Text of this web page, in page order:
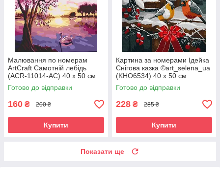
Малювання по номерам
ArtCraft Самотній лебідь
(ACR-11014-AC) 40 х 50 см
Готово до відправки
160 ₴ 200 ₴
Купити
Картина за номерами Ідейка
Снігова казка ©art_selena_ua
(KHO6534) 40 х 50 см
Готово до відправки
228 ₴ 285 ₴
Купити
Показати ще